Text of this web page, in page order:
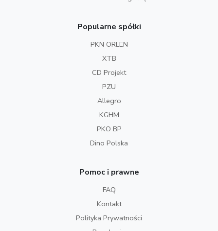
Popularne spółki
PKN ORLEN
XTB
CD Projekt
PZU
Allegro
KGHM
PKO BP
Dino Polska
Pomoc i prawne
FAQ
Kontakt
Polityka Prywatności